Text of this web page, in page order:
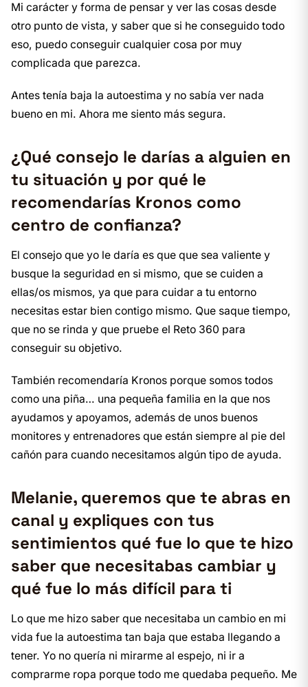
Mi carácter y forma de pensar y ver las cosas desde
otro punto de vista, y saber que si he conseguido todo
eso, puedo conseguir cualquier cosa por muy
complicada que parezca.
Antes tenía baja la autoestima y no sabía ver nada
bueno en mi. Ahora me siento más segura.
¿Qué consejo le darías a alguien en
tu situación y por qué le
recomendarías Kronos como
centro de confianza?
El consejo que yo le daría es que que sea valiente y
busque la seguridad en si mismo, que se cuiden a
ellas/os mismos, ya que para cuidar a tu entorno
necesitas estar bien contigo mismo. Que saque tiempo,
que no se rinda y que pruebe el Reto 360 para
conseguir su objetivo.
También recomendaría Kronos porque somos todos
como una piña… una pequeña familia en la que nos
ayudamos y apoyamos, además de unos buenos
monitores y entrenadores que están siempre al pie del
cañón para cuando necesitamos algún tipo de ayuda.
Melanie, queremos que te abras en
canal y expliques con tus
sentimientos qué fue lo que te hizo
saber que necesitabas cambiar y
qué fue lo más difícil para ti
Lo que me hizo saber que necesitaba un cambio en mi
vida fue la autoestima tan baja que estaba llegando a
tener. Yo no quería ni mirarme al espejo, ni ir a
comprarme ropa porque todo me quedaba pequeño. Me